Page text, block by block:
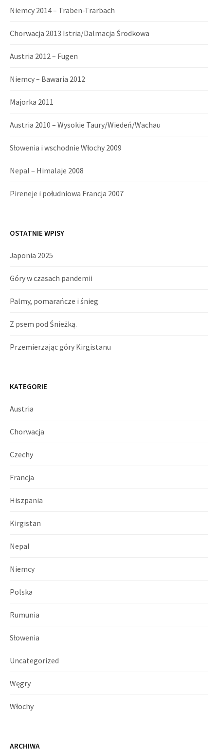
Niemcy 2014 – Traben-Trarbach
Chorwacja 2013 Istria/Dalmacja Środkowa
Austria 2012 – Fugen
Niemcy – Bawaria 2012
Majorka 2011
Austria 2010 – Wysokie Taury/Wiedeń/Wachau
Słowenia i wschodnie Włochy 2009
Nepal – Himalaje 2008
Pireneje i południowa Francja 2007
OSTATNIE WPISY
Japonia 2025
Góry w czasach pandemii
Palmy, pomarańcze i śnieg
Z psem pod Śnieżką.
Przemierzając góry Kirgistanu
KATEGORIE
Austria
Chorwacja
Czechy
Francja
Hiszpania
Kirgistan
Nepal
Niemcy
Polska
Rumunia
Słowenia
Uncategorized
Węgry
Włochy
ARCHIWA